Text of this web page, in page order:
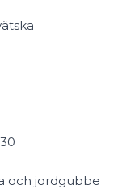
och jordgubbe